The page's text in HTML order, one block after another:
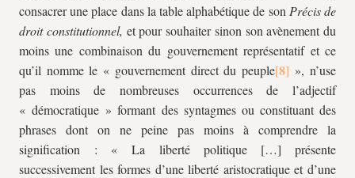
consacrer une place dans la table alphabétique de son Précis de
droit constitutionnel, et pour souhaiter sinon son avènement du
moins une combinaison du gouvernement représentatif et ce
qu’il nomme le « gouvernement direct du peuple
», n’use
pas moins de nombreuses occurrences de l’adjectif
« démocratique » formant des syntagmes ou constituant des
phrases dont on ne peine pas moins à comprendre la
signification : « La liberté politique […] présente
successivement les formes d’une liberté aristocratique et d’une